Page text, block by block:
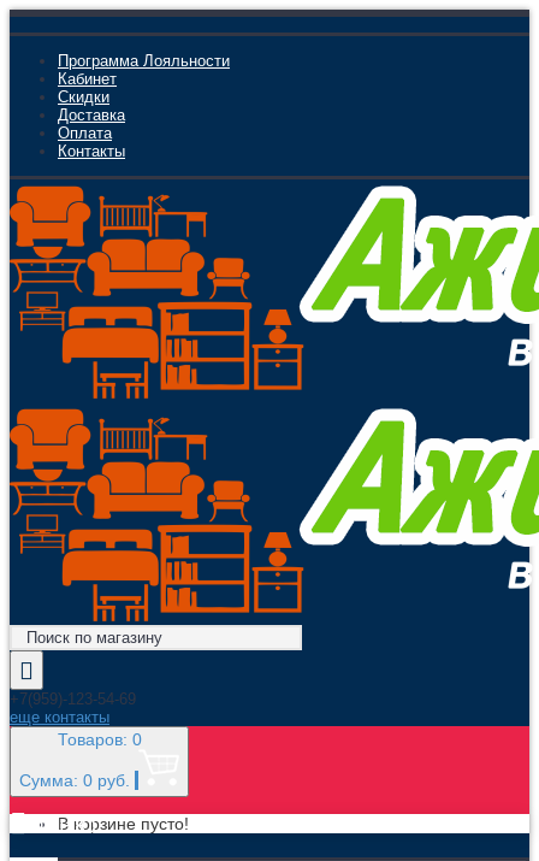
Программа Лояльности
Кабинет
Скидки
Доставка
Оплата
Контакты
+7(959)-123-54-69
еще контакты
Товаров: 0
Сумма: 0 руб.
В корзине пусто!
МЕНЮ